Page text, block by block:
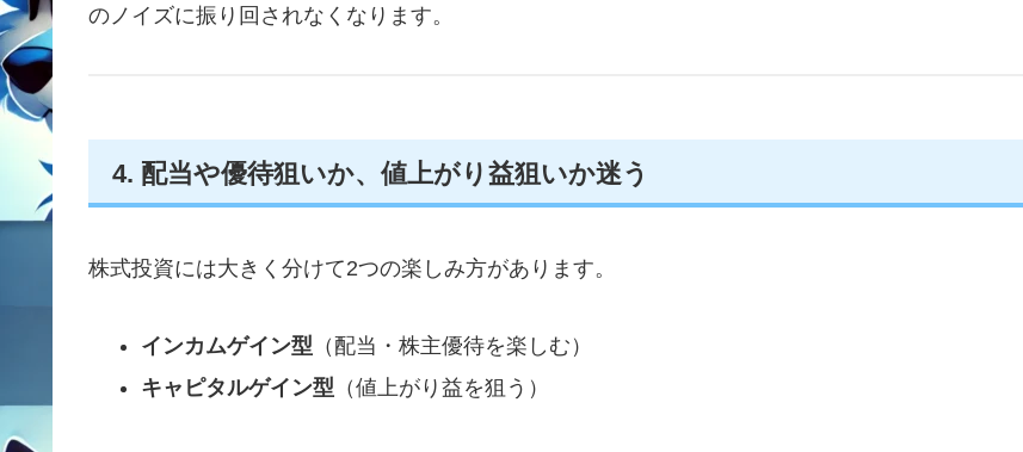
のノイズに振り回されなくなります。
4. 配当や優待狙いか、値上がり益狙いか迷う
株式投資には大きく分けて2つの楽しみ方があります。
インカムゲイン型 （配当・株主優待を楽しむ）
キャピタルゲイン型 （値上がり益を狙う）